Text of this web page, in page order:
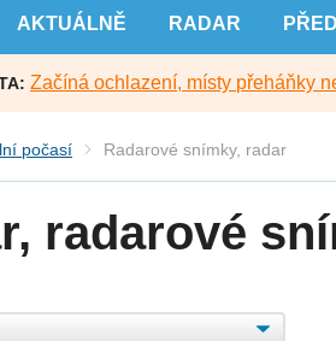
AKTUÁLNĚ RADAR
Začíná ochlazení, místy přeháňky
počasí Radarové snímky, radar
radarové